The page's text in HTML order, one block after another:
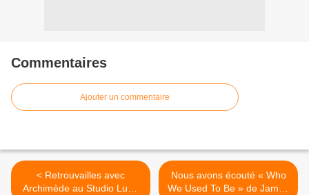
Commentaires
Ajouter un commentaire
< Retrouvailles avec
Archimède au Studio Luna
Nous avons écouté « Who
We Used To Be » de James